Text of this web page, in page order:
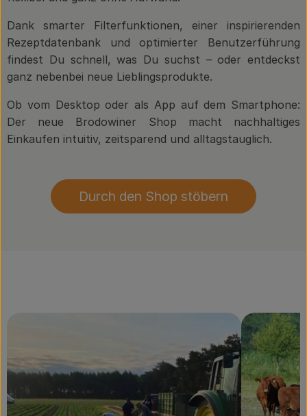
Dank smarter Filterfunktionen, einer inspirierenden
Rezeptdatenbank und optimierter Benutzerführung
findest Du schnell, was Du suchst – oder entdeckst
ganz nebenbei neue Lieblingsprodukte.
Ob vom Desktop oder als App auf dem Smartphone:
Der neue Brodowiner Shop macht nachhaltiges
Einkaufen intuitiv, zeitsparend und alltagstauglich.
Durch den Shop stöbern